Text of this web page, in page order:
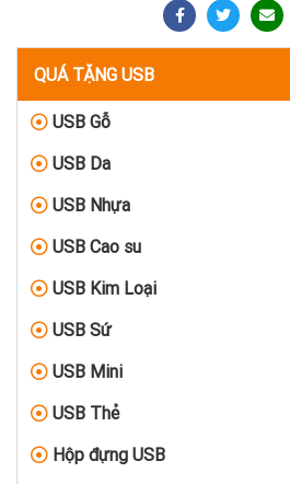
QUÁ TẶNG USB
USB Gỗ
USB Da
USB Nhựa
USB Cao su
USB Kim Loại
USB Sứ
USB Mini
USB Thẻ
Hộp đựng USB